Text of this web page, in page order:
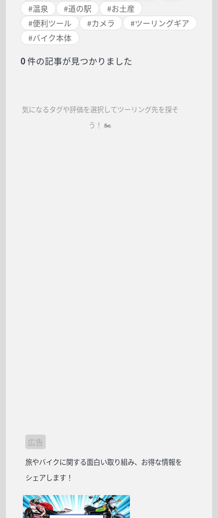
#温泉 #道の駅 #お土産
#便利ツール #カメラ #ツーリングギア
#バイク本体
0件の記事が見つかりました
気になるタグや評価を選択してツーリング先を探そ
う！ 🏍️
広告
旅やバイクに関する面白い取り組み、お得な情報を
シェアします！